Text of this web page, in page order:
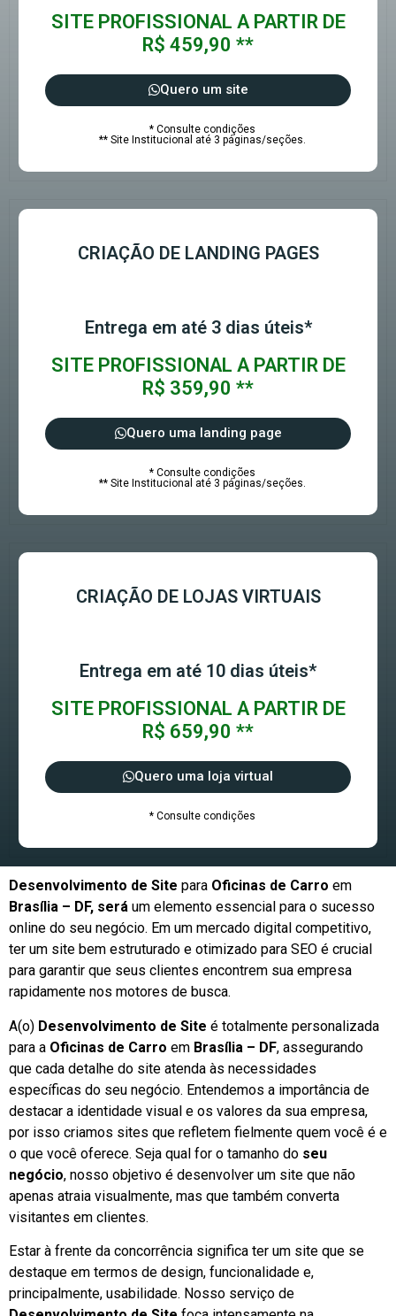
SITE PROFISSIONAL A PARTIR DE
R$ 459,90 **
Quero um site
* Consulte condições
** Site Institucional até 3 páginas/seções.
CRIAÇÃO DE LANDING PAGES
Entrega em até 3 dias úteis*
SITE PROFISSIONAL A PARTIR DE
R$ 359,90 **
Quero uma landing page
* Consulte condições
** Site Institucional até 3 páginas/seções.
CRIAÇÃO DE LOJAS VIRTUAIS
Entrega em até 10 dias úteis*
SITE PROFISSIONAL A PARTIR DE
R$ 659,90 **
Quero uma loja virtual
* Consulte condições
Desenvolvimento de Site para Oficinas de Carro em
Brasília – DF, será um elemento essencial para o sucesso
online do seu negócio. Em um mercado digital competitivo,
ter um site bem estruturado e otimizado para SEO é crucial
para garantir que seus clientes encontrem sua empresa
rapidamente nos motores de busca.
A(o) Desenvolvimento de Site é totalmente personalizada
para a Oficinas de Carro em Brasília – DF, assegurando
que cada detalhe do site atenda às necessidades
específicas do seu negócio. Entendemos a importância de
destacar a identidade visual e os valores da sua empresa,
por isso criamos sites que refletem fielmente quem você é e
o que você oferece. Seja qual for o tamanho do seu
negócio, nosso objetivo é desenvolver um site que não
apenas atraia visualmente, mas que também converta
visitantes em clientes.
Estar à frente da concorrência significa ter um site que se
destaque em termos de design, funcionalidade e,
principalmente, usabilidade. Nosso serviço de